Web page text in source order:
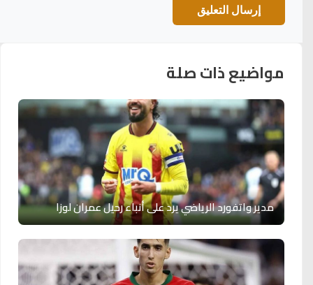
مواضيع ذات صلة
مدير واتفورد الرياضي يرد على أنباء رحيل عمران لوزا